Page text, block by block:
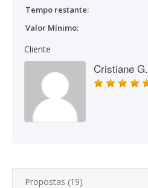
Tempo restante:
Valor Mínimo:
Cliente
Cristiane G.
Propostas (19)